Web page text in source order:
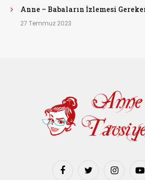
Anne – Babaların İzlemesi
27 Temmuz 2023
FacebookTwitter Instagram